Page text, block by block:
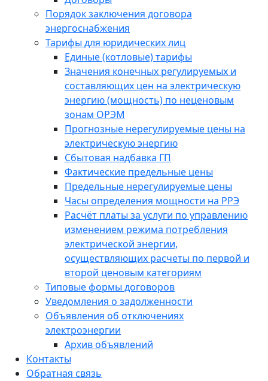
Порядок заключения договора
энергоснабжения
Тарифы для юридических лиц
Единые (котловые) тарифы
Значения конечных регулируемых и
составляющих цен на электрическую
энергию (мощность) по неценовым
зонам ОРЭМ
Прогнозные нерегулируемые цены на
электрическую энергию
Сбытовая надбавка ГП
Фактические предельные цены
Предельные нерегулируемые цены
Часы определения мощности на РРЭ
Расчёт платы за услуги по управлению
изменением режима потребления
электрической энергии,
осуществляющих расчеты по первой и
второй ценовым категориям
Типовые формы договоров
Уведомления о задолженности
Объявления об отключениях
электроэнергии
Архив объявлений
Контакты
Обратная связь